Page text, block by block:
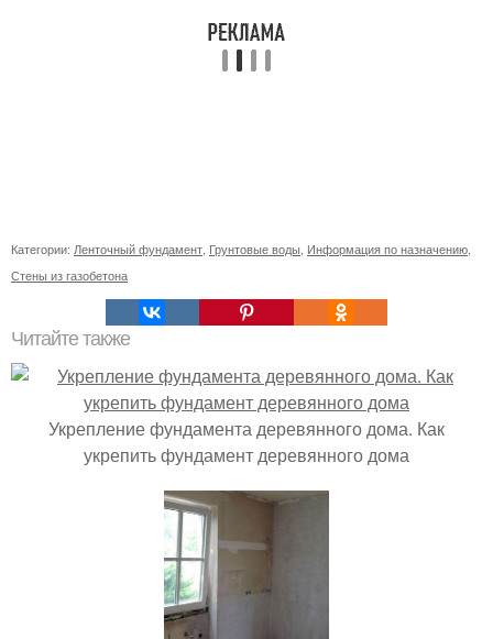
Категории: Ленточный фундамент Грунтовые воды Информация по назначению
Стены из газобетона
Читайте также
Укрепление фундамента деревянного дома. Как
укрепить фундамент деревянного дома